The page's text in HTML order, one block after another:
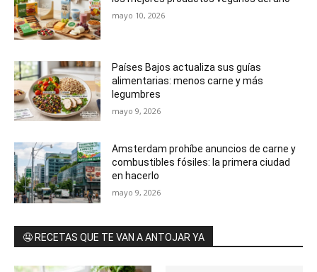
mayo 10, 2026
Países Bajos actualiza sus guías
alimentarias: menos carne y más
legumbres
mayo 9, 2026
Amsterdam prohíbe anuncios de carne y
combustibles fósiles: la primera ciudad
en hacerlo
mayo 9, 2026
🤤 RECETAS QUE TE VAN A ANTOJAR YA